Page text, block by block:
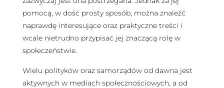
pomocą, w dość prosty sposób, można znaleźć
naprawdę interesujące oraz praktyczne treści i
wcale nietrudno przypisać jej znaczącą rolę w
społeczeństwie.
Wielu polityków oraz samorządów od dawna jest
aktywnych w mediach społecznościowych, a od